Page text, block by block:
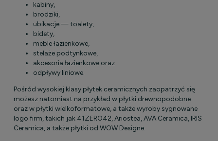
kabiny,
brodziki,
ubikacje — toalety,
bidety,
meble łazienkowe,
stelaże podtynkowe,
akcesoria łazienkowe oraz
odpływy liniowe.
Pośród wysokiej klasy płytek ceramicznych zaopatrzyć się
możesz natomiast na przykład w płytki drewnopodobne
oraz w płytki wielkoformatowe, a także wyroby sygnowane
logo firm, takich jak 41ZERO42, Ariostea, AVA Ceramica, IRIS
Ceramica, a także płytki od WOW Designe.